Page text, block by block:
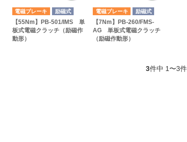
電磁ブレーキ 励磁式
【55Nm】PB-501/IMS 単
板式電磁クラッチ（励磁作
動形）
電磁ブレーキ 励磁式
【7Nm】PB-260/FMS-
AG 単板式電磁クラッチ
（励磁作動形）
3件中 1〜3